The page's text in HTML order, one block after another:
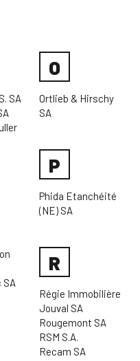
SA
SA
O
Ortlieb & Hirschy
SA
P
Phida Etanchéité
(NE) SA
R
Régie Immobilière
Jouval SA
Rougemont SA
RSM S.A.
Recam SA